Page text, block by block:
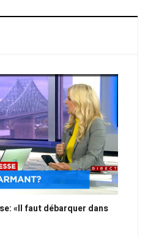
«Il faut débarquer dans